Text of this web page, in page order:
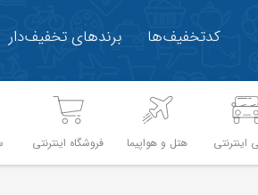
کدتخفیف‌ها برندهای تخفیف‌دار
اینترنتی هتل و هواپیما فروشگاه اینترنتی